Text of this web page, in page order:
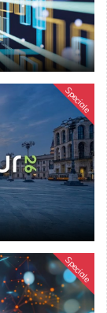
Speciale
Speciale